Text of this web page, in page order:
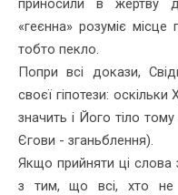
приносили в жертву
«геєнна» розуміє місце
тобто пекло.
Попри всі докази,
своєї гіпо­тези:
значить і Його тіло
Єгови - зганьблення).
Якщо прийняти ці слова
з тим, що всі, хто не